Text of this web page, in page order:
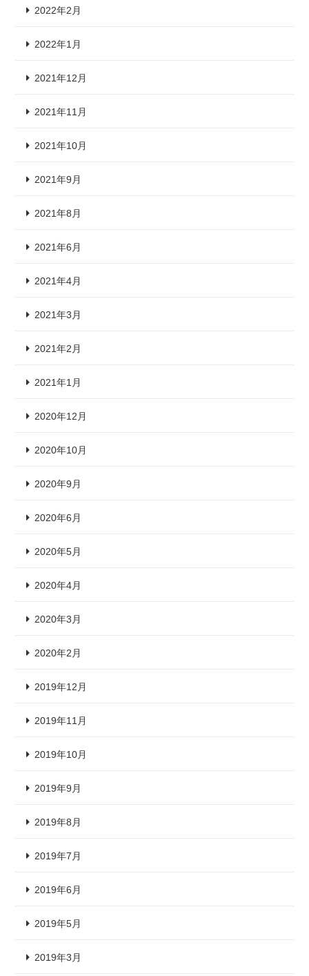
2022年2月
2022年1月
2021年12月
2021年11月
2021年10月
2021年9月
2021年8月
2021年6月
2021年4月
2021年3月
2021年2月
2021年1月
2020年12月
2020年10月
2020年9月
2020年6月
2020年5月
2020年4月
2020年3月
2020年2月
2019年12月
2019年11月
2019年10月
2019年9月
2019年8月
2019年7月
2019年6月
2019年5月
2019年3月